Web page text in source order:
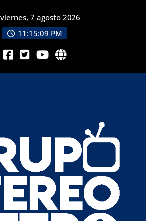
viernes, 7 agosto 2026
11:15:10 PM